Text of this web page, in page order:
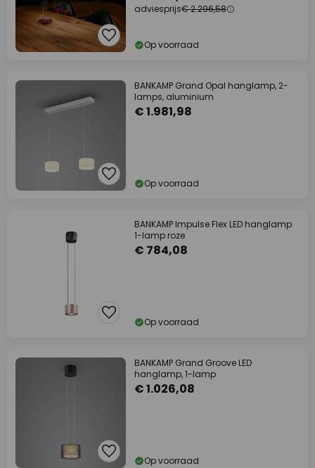
adviesprijs€ 2.296,58
Op voorraad
BANKAMP Grand Opal hanglamp, 2-
lamps, aluminium
€ 1.981,98
Op voorraad
BANKAMP Impulse Flex LED hanglamp
1-lamp roze
€ 784,08
Op voorraad
BANKAMP Grand Groove LED
hanglamp, 1-lamp
€ 1.026,08
Op voorraad